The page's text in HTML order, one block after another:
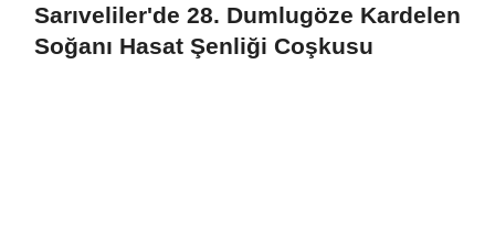
Sarıveliler'de 28. Dumlugöze Kardelen
Soğanı Hasat Şenliği Coşkusu